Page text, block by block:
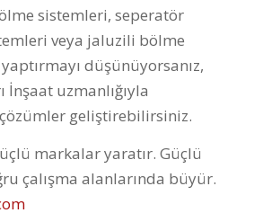
sistemleri, seperatör
veya jaluzili bölme
düşünüyorsanız,
İnşaat uzmanlığıyla
geliştirebilirsiniz.
markalar yaratır. Güçlü
çalışma alanlarında büyür.